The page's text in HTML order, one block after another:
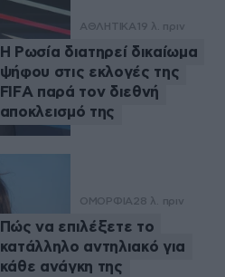
ΑΘΛΗΤΙΚΑ 19 λ. πριν
Η Ρωσία διατηρεί δικαίωμα
ψήφου στις εκλογές της
FIFA παρά τον διεθνή
αποκλεισμό της
ΟΜΟΡΦΙΑ 28 λ. πριν
Πώς να επιλέξετε το
κατάλληλο αντηλιακό για
κάθε ανάγκη της